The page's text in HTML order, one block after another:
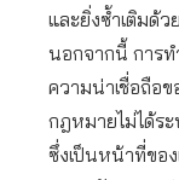
และยิ่งซ้ำเติมด้
นอกจากนี้ การ
ความน่าเชื่อถือ
กฎหมายไม่ได้ร
ซึ่งเป็นหน้าที่ขอ